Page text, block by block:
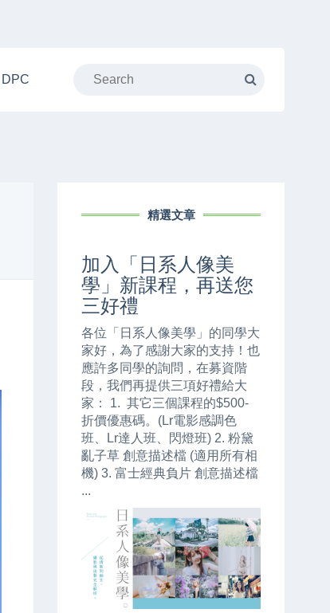
DPC
精選文章
加入「日系人像美
學」新課程，再送您
三好禮
各位「日系人像美學」的同學大
家好，為了感謝大家的支持！也
應許多同學的詢問，在募資階
段，我們再提供三項好禮給大
家： 1. 其它三個課程的$500-
折價優惠碼。(Lr電影感調色
班、Lr達人班、閃燈班) 2. 粉黛
亂子草 創意描述檔 (適用所有相
機) 3. 富士經典負片 創意描述檔
...